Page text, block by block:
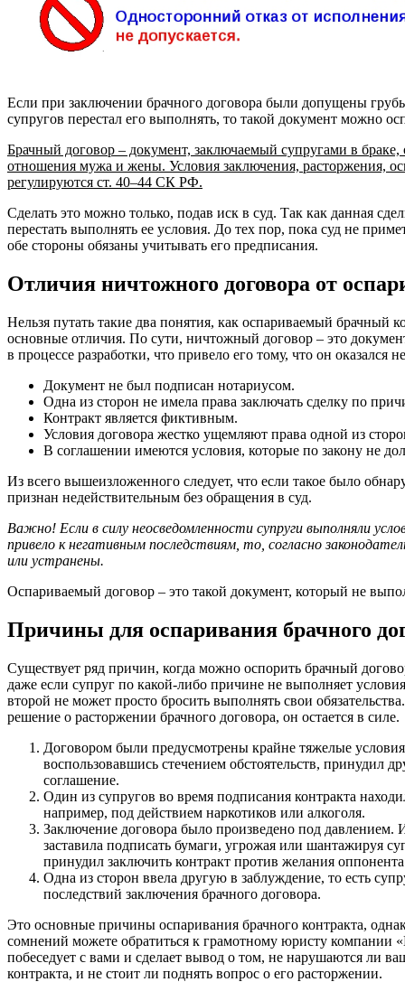
Если при заключении брачного договора были допущены
супругов перестал его выполнять, то такой документ можно
Брачный договор – документ, заключаемый супругами в
отношения мужа и жены. Условия заключения, расторжения,
регулируются ст. 40–44 СК РФ.
Сделать это можно только, подав иск в суд. Так как данная
перестать выполнять ее условия. До тех пор, пока суд не
обе стороны обязаны учитывать его предписания.
Отличия ничтожного договора от
Нельзя путать такие два понятия, как оспариваемый брачный
основные отличия. По сути, ничтожный договор – это
в процессе разработки, что привело его тому, что он оказался
Документ не был подписан нотариусом.
Одна из сторон не имела права заключать сделку по
Контракт является фиктивным.
Условия договора жестко ущемляют права одной из
В соглашении имеются условия, которые по закону не
Из всего вышеизложенного следует, что если такое было
признан недействительным без обращения в суд.
Важно! Если в силу неосведомленности супруги выполняли
привело к негативным последствиям, то, согласно
или устранены.
Оспариваемый договор – это такой документ, который не
Причины для оспаривания брачного
Существует ряд причин, когда можно оспорить брачный
даже если супруг по какой-либо причине не выполняет
второй не может просто бросить выполнять свои
решение о расторжении брачного договора, он остается в силе.
Договором были предусмотрены крайне тяжелые
воспользовавшись стечением обстоятельств, принудил
соглашение.
Один из супругов во время подписания контракта
например, под действием наркотиков или алкоголя.
Заключение договора было произведено под давлением.
заставила подписать бумаги, угрожая или шантажируя
принудил заключить контракт против желания
Одна из сторон ввела другую в заблуждение, то есть
последствий заключения брачного договора.
Это основные причины оспаривания брачного контракта,
сомнений можете обратиться к грамотному юристу компании
побеседует с вами и сделает вывод о том, не нарушаются ли
контракта, и не стоит ли поднять вопрос о его расторжении.